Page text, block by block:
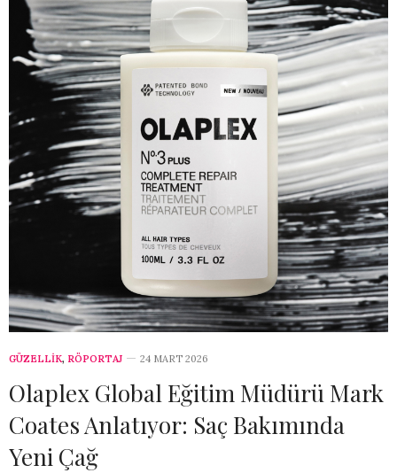
GÜZELLİK, RÖPORTAJ 24 MART 2026
Olaplex Global Eğitim Müdürü Mark
Coates Anlatıyor: Saç Bakımında
Yeni Çağ